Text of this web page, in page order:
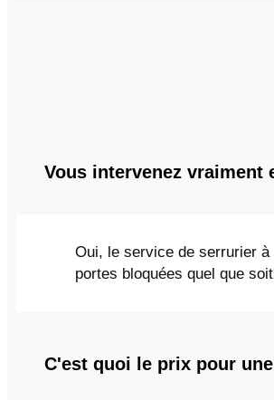
Vous intervenez vraiment
Oui, le service de serrurier
portes bloquées quel que
C'est quoi le prix pour